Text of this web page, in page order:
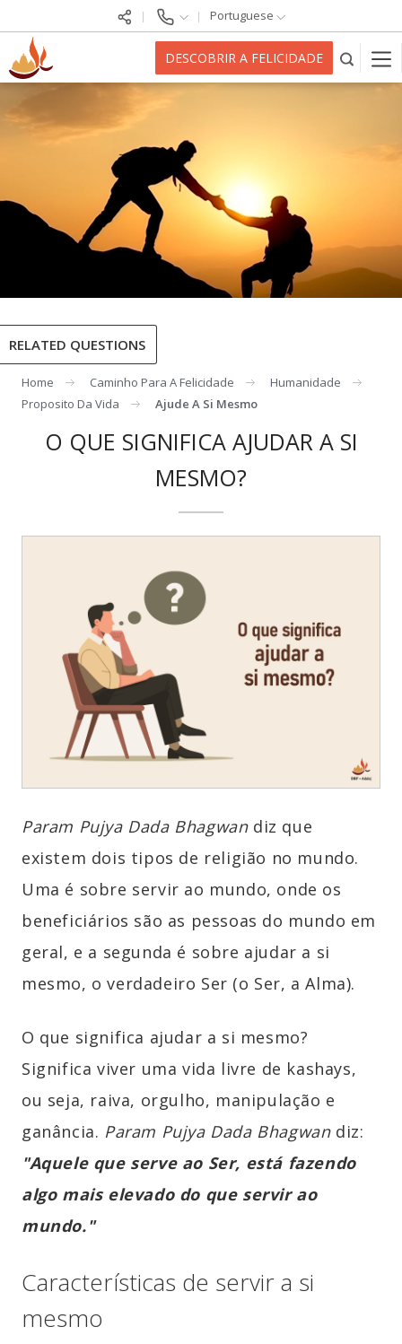
Portuguese
DESCOBRIR A FELICIDADE
RELATED QUESTIONS
Home Caminho Para A Felicidade
Humanidade
Proposito Da Vida
Ajude A Si Mesmo
O QUE SIGNIFICA AJUDAR A SI
MESMO?
Param Pujya Dada Bhagwandiz que
existem dois tipos de religião no mundo.
Uma é sobre servir ao mundo, onde os
beneficiários são as pessoas do mundo em
geral, e a segunda é sobre ajudar a si
mesmo, o verdadeiro Ser (o Ser, a Alma).
O que significa ajudar a si mesmo?
Significa viver uma vida livre de kashays,
ou seja, raiva, orgulho, manipulação e
ganância. Param Pujya Dada Bhagwandiz:
"Aquele que serve ao Ser, está fazendo
algo mais elevado do que servir ao
mundo."
Características de servir a si
mesmo